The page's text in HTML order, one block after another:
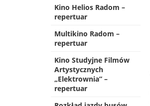
Kino Helios Radom –
repertuar
Multikino Radom –
repertuar
Kino Studyjne Filmów
Artystycznych
„Elektrownia” –
repertuar